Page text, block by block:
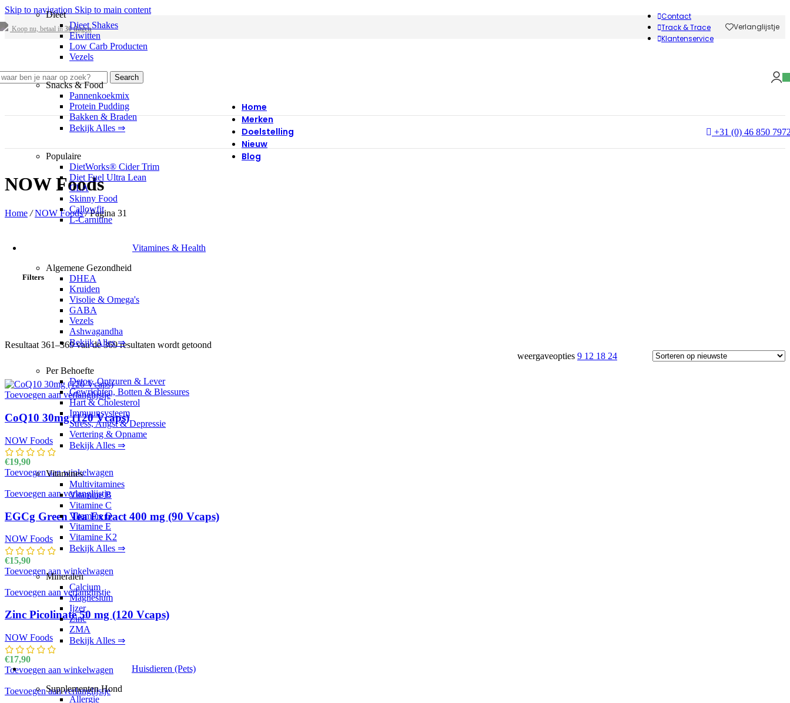
Skip to navigation Skip to main content
Koop nu, betaal in 30 dagen
Contact
Track & Trace
Klantenservice
Verlanglijstje
Search
Dieet
Dieet Shakes
Eiwitten
Low Carb Producten
Vezels
Snacks & Food
Pannenkoekmix
Protein Pudding
Bakken & Braden
Bekijk Alles ⇒
Populaire
DietWorks® Cider Trim
Diet Fuel Ultra Lean
CLA
Skinny Food
Callowfit
L-Carnitine
Vitamines & Health
Algemene Gezondheid
DHEA
Kruiden
Visolie & Omega's
GABA
Vezels
Ashwagandha
Bekijk Alles ⇒
Per Behoefte
Detox, Ontzuren & Lever
Gewrichten, Botten & Blessures
Hart & Cholesterol
Immuunsysteem
Stress, Angst & Depressie
Vertering & Opname
Bekijk Alles ⇒
Vitamines
Multivitamines
Vitamine B
Vitamine C
Vitamine D
Vitamine E
Vitamine K2
Bekijk Alles ⇒
Mineralen
Calcium
Magnesium
Ijzer
Zinc
ZMA
Bekijk Alles ⇒
Huisdieren (Pets)
Supplementen Hond
Allergie
Home
Merken
Doelstelling
Nieuw
Blog
+31 (0) 46 850
NOW Foods
Home / NOW Foods / Pagina 31
Filters
Resultaat 361–369 van de 369 resultaten wordt getoond
weergaveopties 9 12 18 24
Toevoegen aan verlanglijstje
CoQ10 30mg (120 Vcaps)
NOW Foods
€19,90
Toevoegen aan winkelwagen
Toevoegen aan verlanglijstje
EGCg Green Tea Extract 400 mg (90 Vcaps)
NOW Foods
€15,90
Toevoegen aan winkelwagen
Toevoegen aan verlanglijstje
Zinc Picolinate 50 mg (120 Vcaps)
NOW Foods
€17,90
Toevoegen aan winkelwagen
Toevoegen aan verlanglijstje